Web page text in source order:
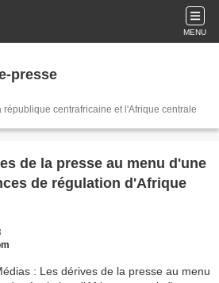
MENU
presse
centrafricaine et l'Afrique centrale
de la presse au menu d'une
de régulation d'Afrique